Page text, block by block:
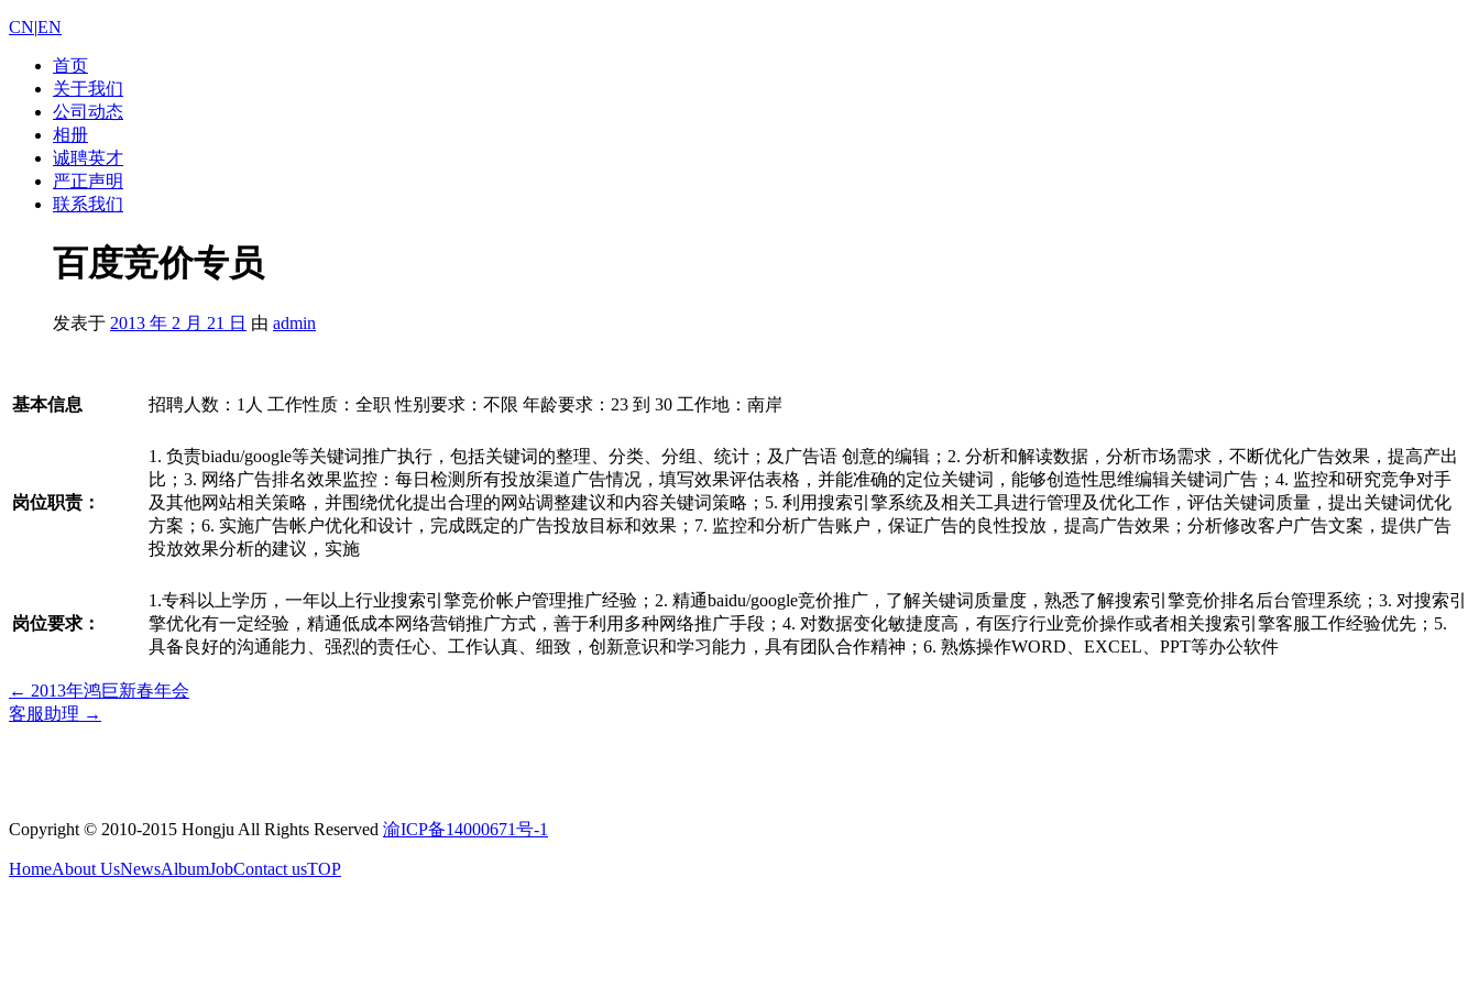
CN|EN
首页
关于我们
公司动态
相册
诚聘英才
严正声明
联系我们
百度竞价专员
发表于 2013 年 2 月 21 日 由 admin
基本信息 招聘人数：1人 工作性质：全职 性别要求：不限 年龄要求：23 到 30 工作地：南岸
岗位职责：
1. 负责biadu/google等关键词推广执行，包括关键词的整理、分类、分组、统计；及广告语 创意的编辑；2. 分析和解读数据，分析市场需求，不断优化广告效果，提高产出
比；3. 网络广告排名效果监控：每日检测所有投放渠道广告情况，填写效果评估表格，并能准确的定位关键词，能够创造性思维编辑关键词广告；4. 监控和研究竞争对手
及其他网站相关策略，并围绕优化提出合理的网站调整建议和内容关键词策略；5. 利用搜索引擎系统及相关工具进行管理及优化工作，评估关键词质量，提出关键词优化
方案；6. 实施广告帐户优化和设计，完成既定的广告投放目标和效果；7. 监控和分析广告账户，保证广告的良性投放，提高广告效果；分析修改客户广告文案，提供广告
投放效果分析的建议，实施
岗位要求：
1.专科以上学历，一年以上行业搜索引擎竞价帐户管理推广经验；2. 精通baidu/google竞价推广，了解关键词质量度，熟悉了解搜索引擎竞价排名后台管理系统；3. 对搜索引
擎优化有一定经验，精通低成本网络营销推广方式，善于利用多种网络推广手段；4. 对数据变化敏捷度高，有医疗行业竞价操作或者相关搜索引擎客服工作经验优先；5.
具备良好的沟通能力、强烈的责任心、工作认真、细致，创新意识和学习能力，具有团队合作精神；6. 熟炼操作WORD、EXCEL、PPT等办公软件
← 2013年鸿巨新春年会
客服助理 →
Copyright © 2010-2015 Hongju All Rights Reserved 渝ICP备14000671号-1
HomeAbout UsNewsAlbumJobContact usTOP